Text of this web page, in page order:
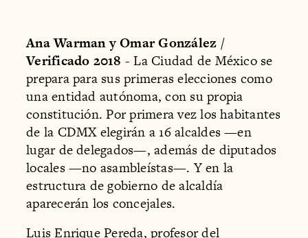
Ana Warman y Omar González /
Verificado 2018 - La Ciudad de México se
prepara para sus primeras elecciones como
una entidad autónoma, con su propia
constitución. Por primera vez los habitantes
de la CDMX elegirán a 16 alcaldes —en
lugar de delegados—, además de diputados
locales —no asambleístas—. Y en la
estructura de gobierno de alcaldía
aparecerán los concejales.
Luis Enrique Pereda, profesor del